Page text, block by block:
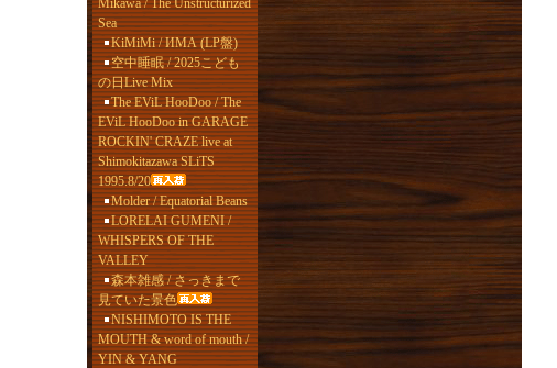
Mikawa / The Unstructurized
Sea
KiMiMi / ИМА (LP盤)
空中睡眠 / 2025こども
の日Live Mix
The EViL HooDoo / The
EViL HooDoo in GARAGE
ROCKIN' CRAZE live at
Shimokitazawa SLiTS
1995.8/20
Molder / Equatorial Beans
LORELAI GUMENI /
WHISPERS OF THE
VALLEY
森本雑感 / さっきまで
見ていた景色
NISHIMOTO IS THE
MOUTH & word of mouth /
YIN & YANG